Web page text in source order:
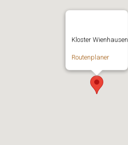
Kloster Wienhausen
Routenplaner